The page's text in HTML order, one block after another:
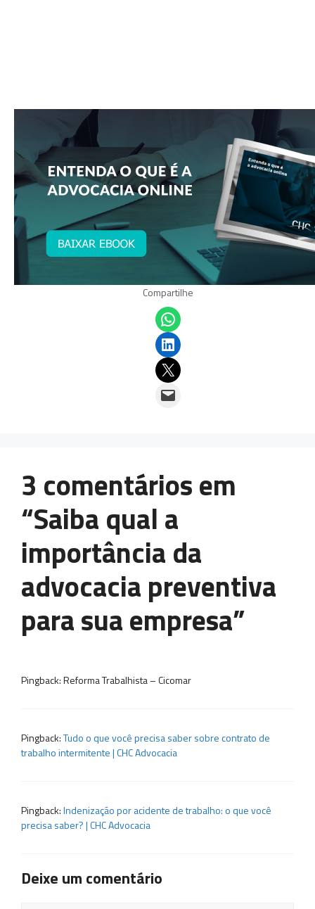
Compartilhe
Share on WhatsApp
Share on LinkedIn
Email this Page
Email this Page
3 comentários em
“Saiba qual a
importância da
advocacia preventiva
para sua empresa”
Pingback: Reforma Trabalhista – Cicomar
Pingback:Tudo o que você precisa saber sobre contrato de
trabalho intermitente | CHC Advocacia
Pingback:Indenização por acidente de trabalho: o que você
precisa saber? | CHC Advocacia
Deixe um comentário